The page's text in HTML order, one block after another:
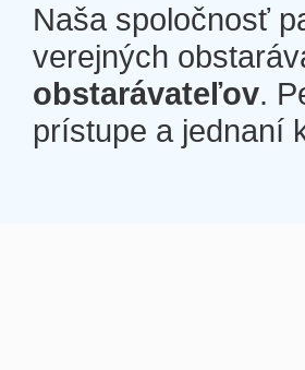
Naša spoločnosť
verejných
obstarávateľov.
prístupe a jednaní